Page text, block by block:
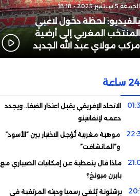
الجمعة 5 سبتمبر 2025 - 18:18
بالفيديو: لحظة دخول لاعبي
المنتخب المغربي إلى أرضية
مركب مولاي عبد الله الجديد
24 ساعة
الاتحاد الإفريقي يقبل اعتذار الفيفا.. ويجدد
دعمه لإنفانتينو
موهبة مغربية تُؤجل الاختيار بين “الأسود”
و”المانشافت”
ماذا قال بنعطية عن إمكانيات الصيباري مع
بايرن ميونخ؟
برشلونة يُلغي رسميا وديته المرتقبة في